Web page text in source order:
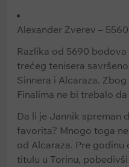
Alexander Zverev –
Razlika od 5690
trećeg tenisera
Sinnera i Alcaraza.
Finalima ne bi trebalo
Da li je Jannik spreman
favorita? Mnogo toga
od Alcaraza. Pre
titulu u Torinu,